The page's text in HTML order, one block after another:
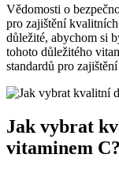
Vědomosti o
pro zajištění
důležité, abychom si
tohoto důležitého
standardů pro
Jak vybrat
vitaminem C?